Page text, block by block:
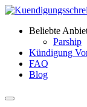
Beliebte
Parship
Kündigung
FAQ
Blog